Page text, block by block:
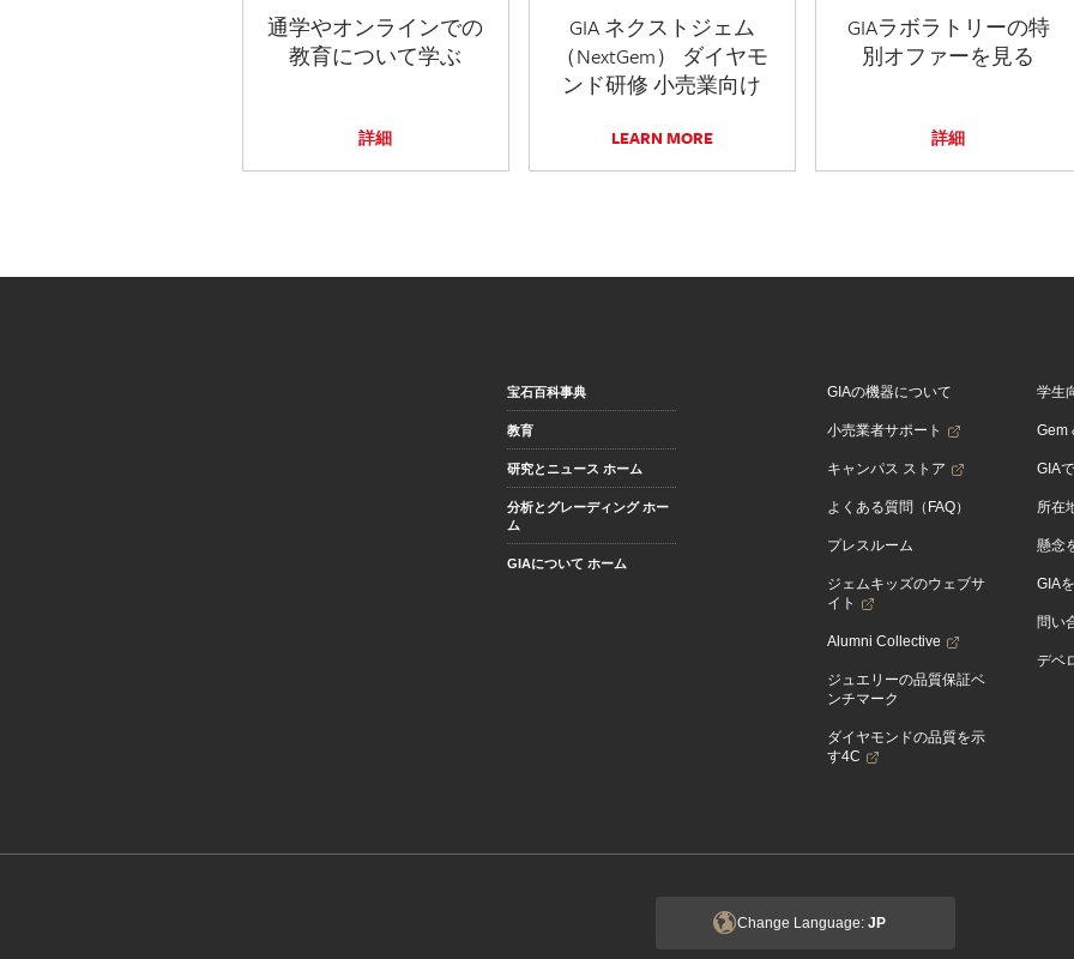
通学やオンラインでの
教育について学ぶ
詳細
GIA ネクストジェム
（NextGem） ダイヤモ
ンド研修 小売業向け
LEARN MORE
GIAラボラトリーの特
別オファーを見る
詳細
宝石百科事典
教育
研究とニュース ホーム
分析とグレーディング ホー
ム
GIAについて ホーム
GIAの機器について
小売業者サポート
キャンパス ストア
よくある質問（FAQ）
プレスルーム
ジェムキッズのウェブサ
イト
Alumni Collective
ジュエリーの品質保証ベ
ンチマーク
ダイヤモンドの品質を示
す4C
学生
Gem
GIA
所在
懸念
GIA
問い
デベ
Change Language: JP